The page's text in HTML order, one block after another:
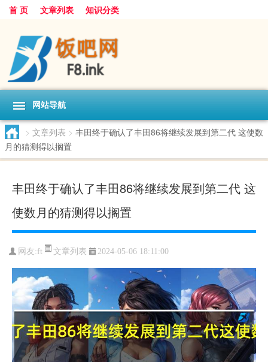
首 页 文章列表 知识分类
网站导航
> 文章列表 > 丰田终于确认了丰田86将继续发展到第二代 这使数
月的猜测得以搁置
丰田终于确认了丰田86将继续发展到第二代 这
使数月的猜测得以搁置
网友:ft 文章列表 2024-05-06 18:11:00